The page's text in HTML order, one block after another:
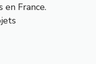
France.